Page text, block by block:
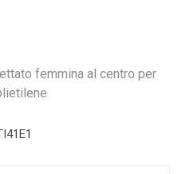
femmina al centro per